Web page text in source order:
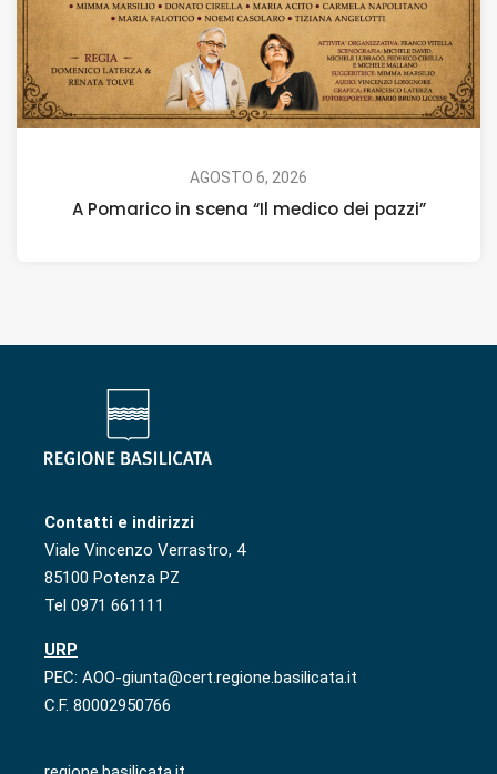
AGOSTO 6, 2026
A Pomarico in scena “Il medico dei pazzi”
Contatti e indirizzi
Viale Vincenzo Verrastro, 4
85100 Potenza PZ
Tel 0971 661111
URP
PEC: AOO-giunta@cert.regione.basilicata.it
C.F. 80002950766